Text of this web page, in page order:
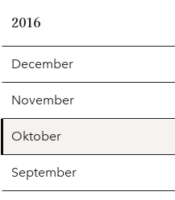
2016
December
November
Oktober
September